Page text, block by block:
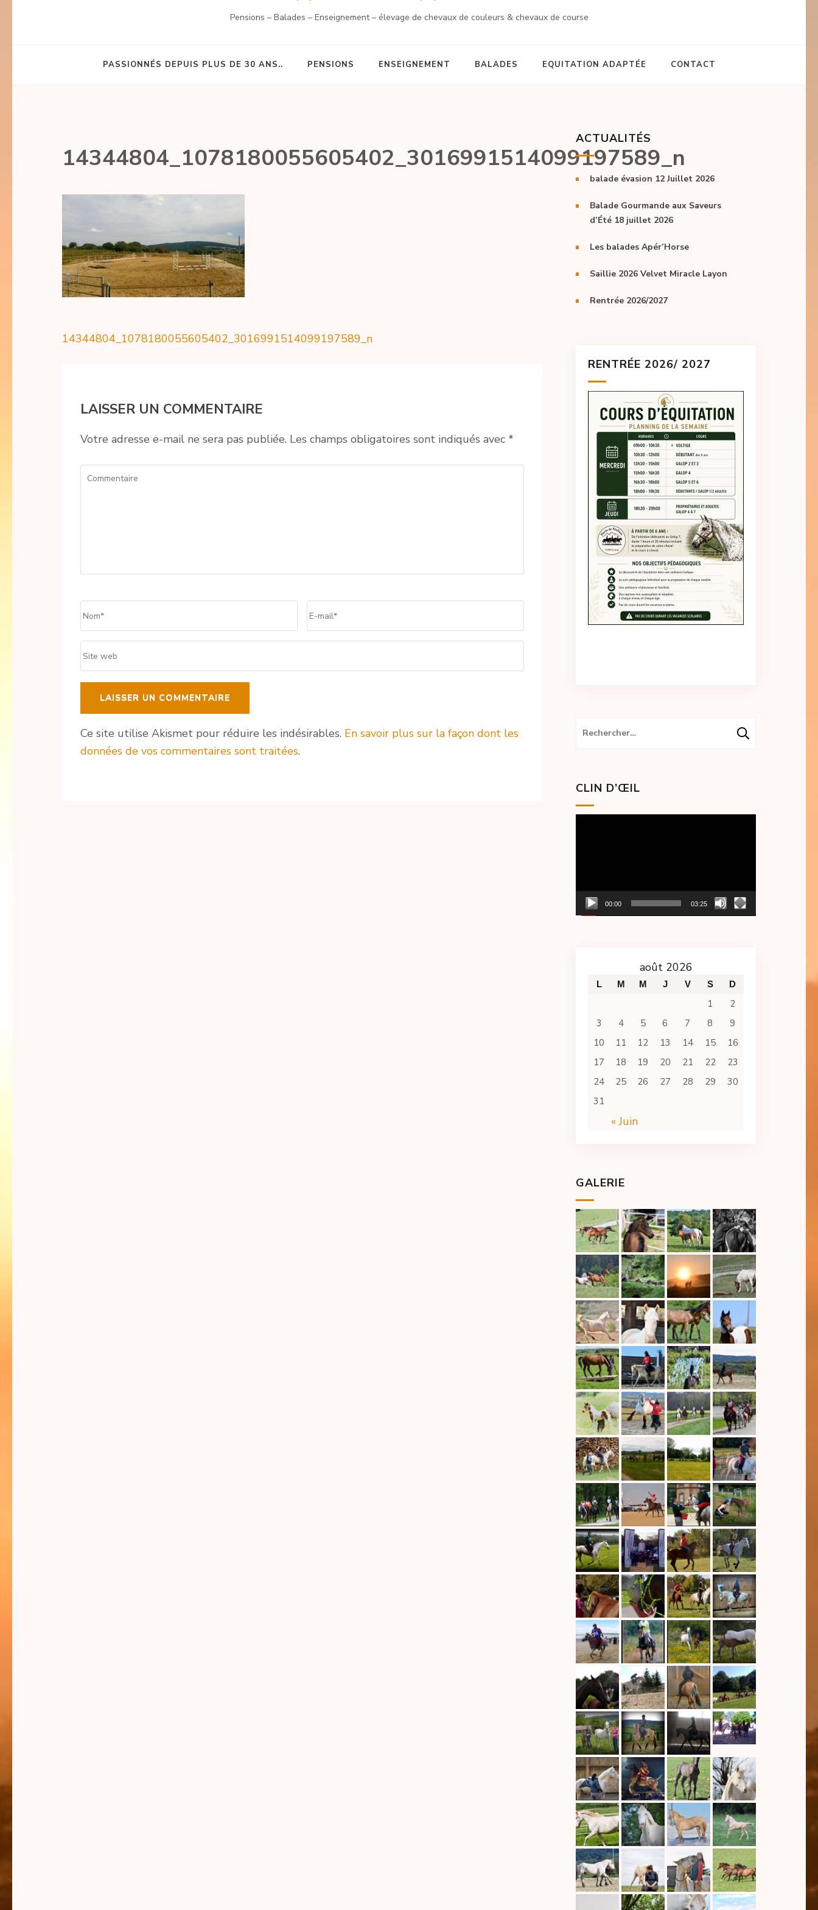
Pensions – Balades – Enseignement – élevage de chevaux de couleurs & chevaux de course
PASSIONNÉS DEPUIS PLUS DE 30 ANS.. PENSIONS ENSEIGNEMENT BALADES EQUITATION ADAPTÉE CONTACT
14344804_1078180055605402_3016991514099197589_n
Navigation
14344804_1078180055605402_3016991514099197589_n
LAISSER UN COMMENTAIRE
Votre adresse e-mail ne sera pas publiée. Les champs obligatoires sont indiqués avec *
Commentaire
web
Ce site utilise Akismet pour réduire les indésirables. En savoir plus sur la façon dont les
données de vos commentaires sont traitées.
ACTUALITÉS
balade évasion 12 Juillet 2026
Balade Gourmande aux Saveurs
d’Été 18 juillet 2026
Les balades Apér’Horse
Saillie 2026 Velvet Miracle Layon
Rentrée 2026/2027
RENTRÉE 2026/ 2027
Rechercher :
CLIN D’ŒIL
00:00 03:25
août 2026
L M M J V S D
1
2
3
4 5 6 7 8
9
10
11 12 13 14 15
16
17
18 19 20 21 22
23
24
25 26 27 28 29
30
31
« Juin
GALERIE